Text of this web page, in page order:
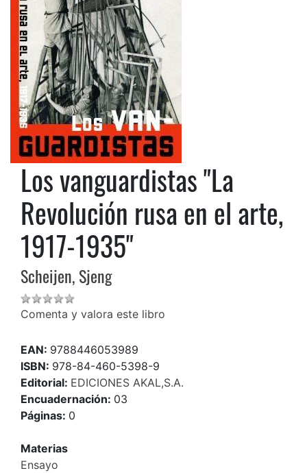
Los vanguardistas "La
Revolución rusa en el arte,
1917-1935"
Scheijen, Sjeng
Comenta y valora este libro
EAN: 9788446053989
ISBN: 978-84-460-5398-9
Editorial: EDICIONES AKAL,S.A.
Encuadernación: 03
Páginas: 0
Materias
Ensayo